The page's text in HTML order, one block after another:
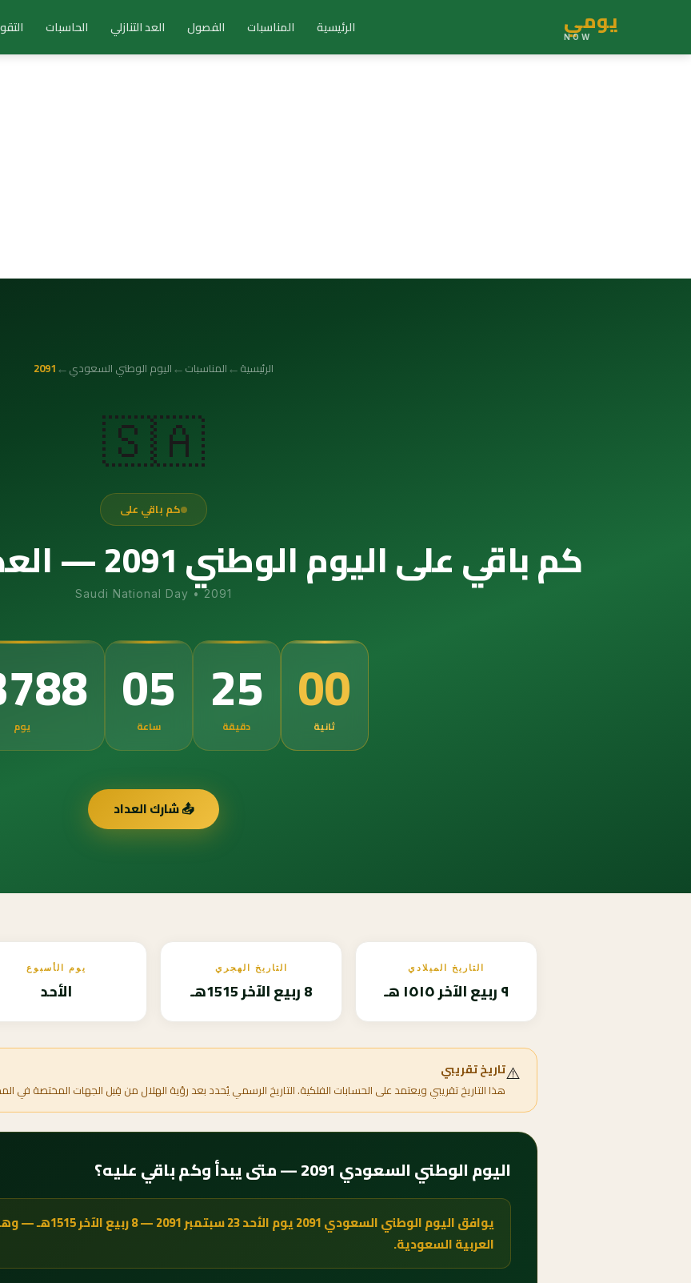
يومي
NOW الرئيسية المناسبات الفصول العد التنازلي الحاسبات
الرئيسية←المناسبات←اليوم الوطني السعودي←
2091
🇸🇦
كم باقي على
كم باقي على اليوم الوطني 2091 — العداد التنازلي الدقيق
Saudi National Day • 2091
يوم 05
ساعة 24
دقيقة 58
ثانية
📤 شارك العداد
التاريخ الميلادي
٩ ربيع الآخر ١٥١٥ هـ
التاريخ الهجري
8 ربيع الآخر 1515هـ
يوم الأسبوع
الأحد
⚠️تاريخ تقريبي
هذا التاريخ تقريبي ويعتمد على الحسابات الفلكية. التاريخ الرسمي يُحدد بعد رؤية الهلال من قِبل الجهات المختصة في
اليوم الوطني السعودي 2091 — متى يبدأ وكم باقي عليه؟
يوافق اليوم الوطني
العربية السعودية.